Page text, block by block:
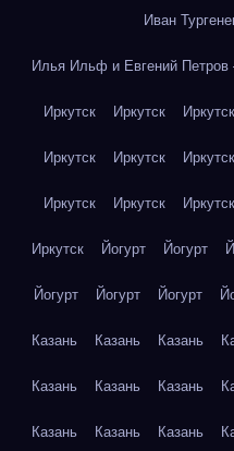
Иван
Илья Ильф и Евгений
Иркутск Иркутск Иркутск
Иркутск Иркутск Иркутск
Иркутск Иркутск Иркутск
Иркутск Йогурт Йогурт
Йогурт Йогурт Йогурт
Казань Казань Казань
Казань Казань Казань
Казань Казань Казань